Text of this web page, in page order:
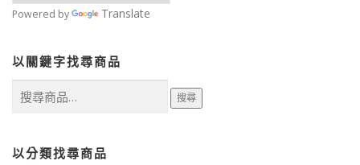
Powered by Translate
以關鍵字找尋商品
尋
字:
搜尋
以分類找尋商品